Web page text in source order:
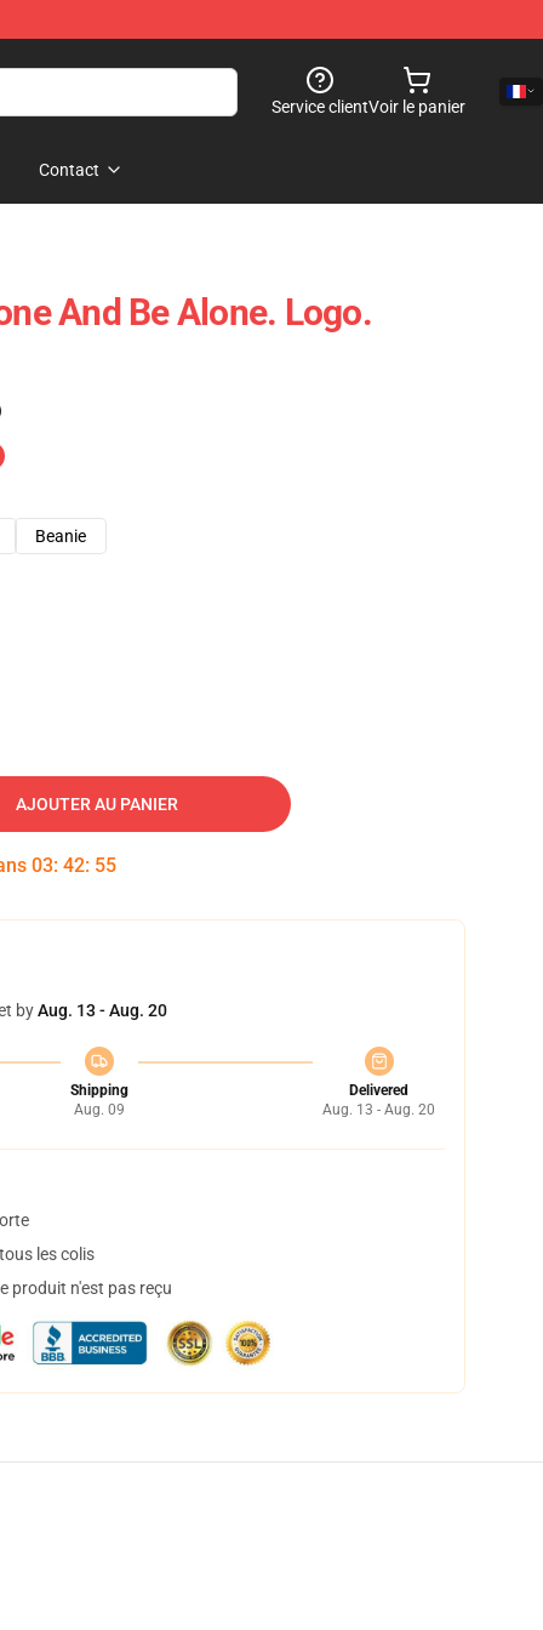
Service clientVoir le panier
Contact
And Be Alone. Logo.
Beanie
AJOUTER AU PANIER
03: 42: 54
byAug. 13 - Aug. 20
Shipping
Aug. 09
Delivered
Aug. 13 - Aug. 20
les colis
produit n'est pas reçu